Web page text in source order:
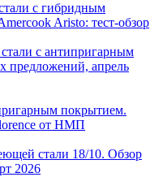
с гибридным
Aristo: тест-обзор
с антипригарным
предложений, апрель
покрытием.
от НМП
стали 18/10. Обзор
2026